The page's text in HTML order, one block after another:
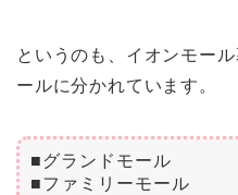
というのも、イオンモー
ールに分かれています。
■グランドモール
■ファミリーモール